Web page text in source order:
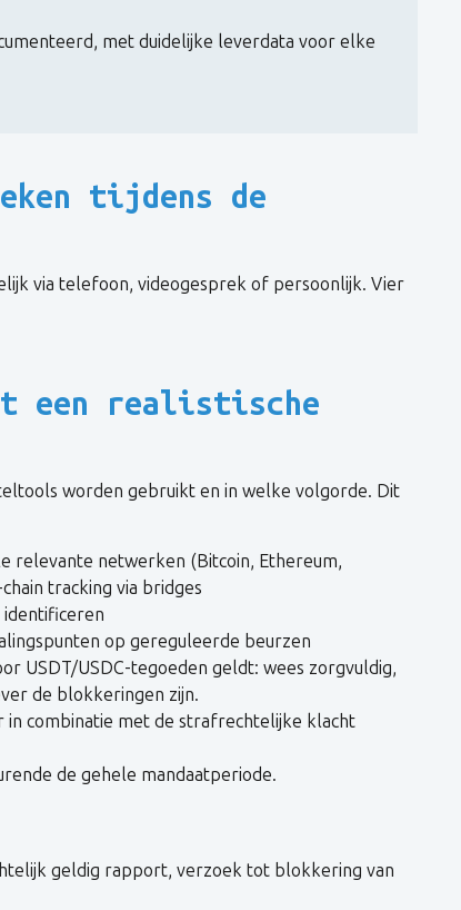
met duidelijke leverdata voor elke
tijdens de
via telefoon, videogesprek of persoonlijk. Vier
een realistische
worden gebruikt en in welke volgorde. Dit
relevante netwerken (Bitcoin, Ethereum,
tracking via bridges
op gereguleerde beurzen
USDT/USDC-tegoeden geldt: wees zorgvuldig,
de blokkeringen zijn.
in combinatie met de strafrechtelijke klacht
de gehele mandaatperiode.
geldig rapport, verzoek tot blokkering van